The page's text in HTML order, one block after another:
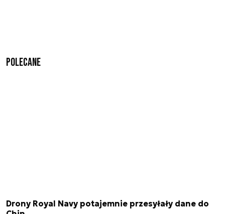
Polecane
Drony Royal Navy potajemnie przesyłały dane do